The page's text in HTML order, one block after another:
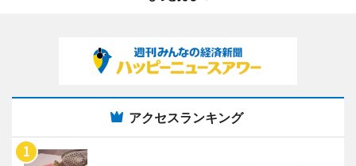
アクセスランキング